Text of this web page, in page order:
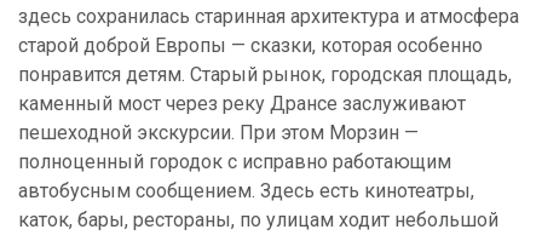
здесь сохранилась старинная архитектура и атмосфера
старой доброй Европы — сказки, которая особенно
понравится детям. Старый рынок, городская площадь,
каменный мост через реку Дрансе заслуживают
пешеходной экскурсии. При этом Морзин —
полноценный городок с исправно работающим
автобусным сообщением. Здесь есть кинотеатры,
каток, бары, рестораны, по улицам ходит небольшой